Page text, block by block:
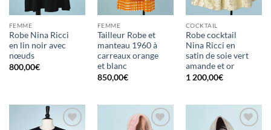
FEMME
Robe Nina Ricci
en lin noir avec
nœuds
800,00€
FEMME
Tailleur Robe et
manteau 1960 à
carreaux orange
et blanc
850,00€
COCKTAIL
Robe cocktail
Nina Ricci en
satin de soie vert
amande et or
1 200,00€